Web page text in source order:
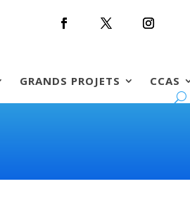
GRANDS PROJETS CCAS